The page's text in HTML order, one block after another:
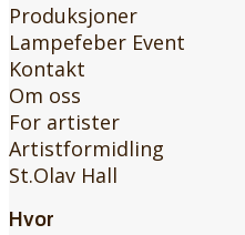
Produksjoner
Lampefeber Event
Kontakt
Om oss
For artister
Artistformidling
St.Olav Hall
Hvor